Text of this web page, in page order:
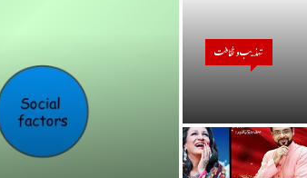
تہذیب و ثقافت